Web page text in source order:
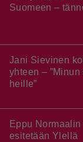
Suomeen –
Jani Sievinen
yhteen –
heille”
Eppu
esitetään Ylellä